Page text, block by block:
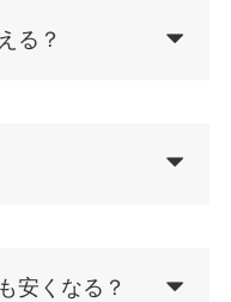
る？
安くなる？